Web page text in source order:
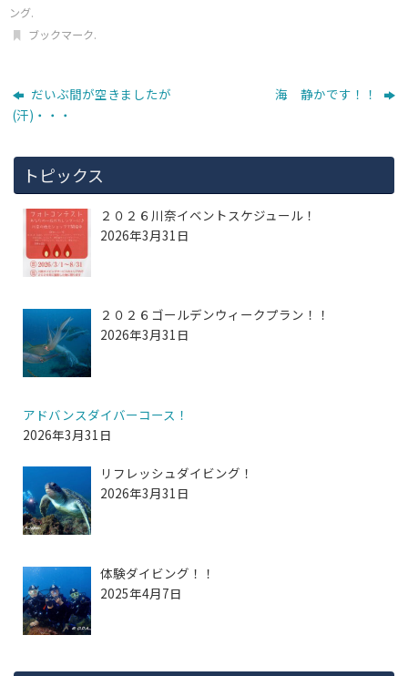
ング.
ブックマーク.
だいぶ間が空きましたが
(汗)・・・
海 静かです！！
トピックス
２０２６川奈イベントスケジュール！
2026年3月31日
２０２６ゴールデンウィークプラン！！
2026年3月31日
アドバンスダイバーコース！
2026年3月31日
リフレッシュダイビング！
2026年3月31日
体験ダイビング！！
2025年4月7日